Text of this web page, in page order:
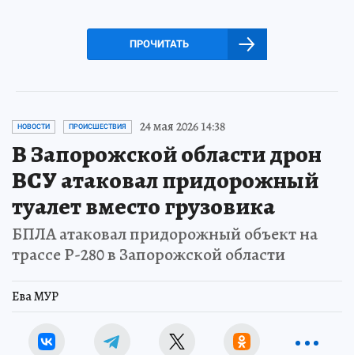
ПРОЧИТАТЬ
НОВОСТИ ПРОИСШЕСТВИЯ 24 мая 2026 14:38
В Запорожской области дрон
ВСУ атаковал придорожный
туалет вместо грузовика
БПЛА атаковал придорожный объект на
трассе Р-280 в Запорожской области
Ева МУР